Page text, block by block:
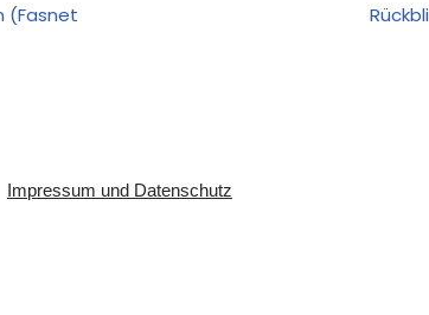
(Fasnet
Impressum und Datenschutz